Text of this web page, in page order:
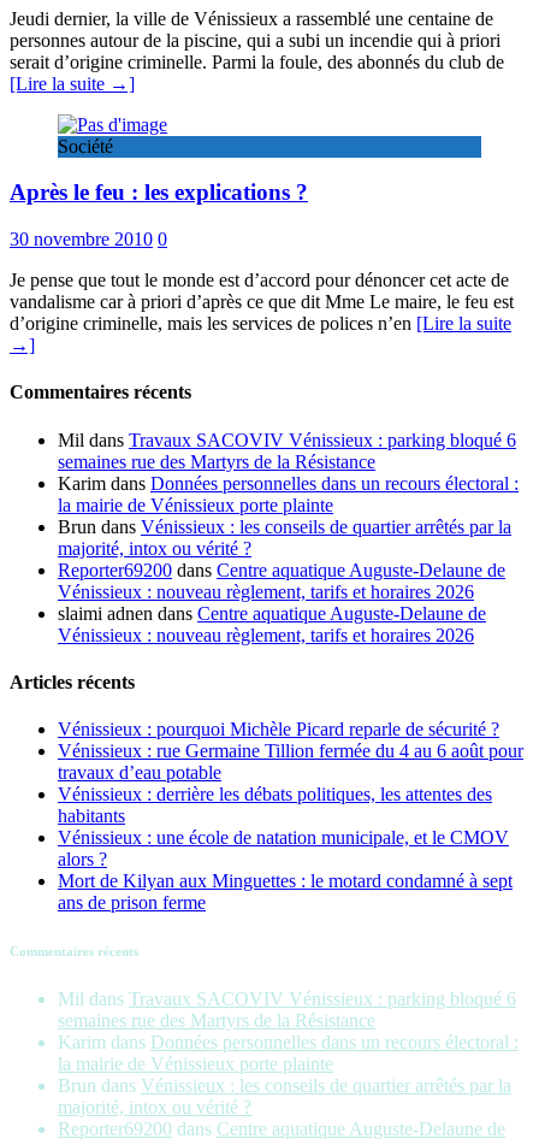
Jeudi dernier, la ville de Vénissieux a rassemblé une centaine de
personnes autour de la piscine, qui a subi un incendie qui à priori
serait d’origine criminelle. Parmi la foule, des abonnés du club de
[Lire la suite →]
Société
Après le feu : les explications ?
30 novembre 2010 0
Je pense que tout le monde est d’accord pour dénoncer cet acte de
vandalisme car à priori d’après ce que dit Mme Le maire, le feu est
d’origine criminelle, mais les services de polices n’en [Lire la suite
→]
Commentaires récents
Mil dans Travaux SACOVIV Vénissieux : parking bloqué 6
semaines rue des Martyrs de la Résistance
Karim dans Données personnelles dans un recours électoral :
la mairie de Vénissieux porte plainte
Brun dans Vénissieux : les conseils de quartier arrêtés par la
majorité, intox ou vérité ?
Reporter69200 dans Centre aquatique Auguste-Delaune de
Vénissieux : nouveau règlement, tarifs et horaires 2026
slaimi adnen dans Centre aquatique Auguste-Delaune de
Vénissieux : nouveau règlement, tarifs et horaires 2026
Articles récents
Vénissieux : pourquoi Michèle Picard reparle de sécurité ?
Vénissieux : rue Germaine Tillion fermée du 4 au 6 août pour
travaux d’eau potable
Vénissieux : derrière les débats politiques, les attentes des
habitants
Vénissieux : une école de natation municipale, et le CMOV
alors ?
Mort de Kilyan aux Minguettes : le motard condamné à sept
ans de prison ferme
Commentaires récents
Mil dans Travaux SACOVIV Vénissieux : parking bloqué 6
semaines rue des Martyrs de la Résistance
Karim dans Données personnelles dans un recours électoral :
la mairie de Vénissieux porte plainte
Brun dans Vénissieux : les conseils de quartier arrêtés par la
majorité, intox ou vérité ?
Reporter69200 dans Centre aquatique Auguste-Delaune de